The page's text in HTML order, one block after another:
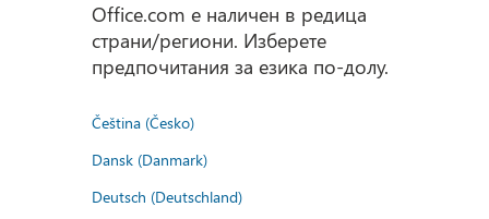
Office.com е наличен в редица
страни/региони. Изберете
предпочитания за езика по-долу.
Čeština (Česko)
Dansk (Danmark)
Deutsch (Deutschland)